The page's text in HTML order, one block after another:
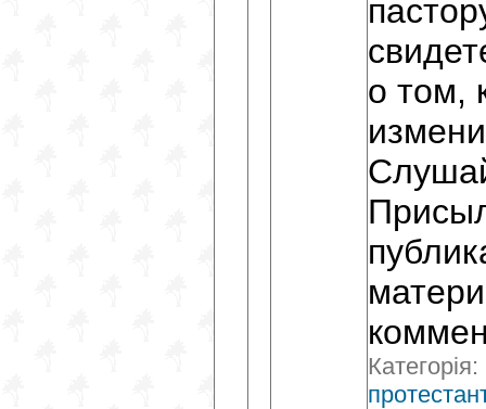
о том,
Категорія: